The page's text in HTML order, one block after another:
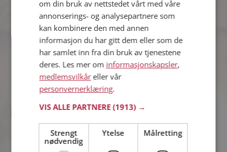
35 år fra Eidsvoll i Akershus
Søker kvinne 25 - 39 år
Vil du vite mer om Marlev? Du kan se
en fullstendig profil med opplysninger
og bilder hvis du er medlem på
Møteplassen.
26 år fra Eidsvoll i Akershus
om din bruk av nettstedet vårt med våre
annonserings- og analysepartnere som
kan kombinere den med annen
informasjon du har gitt dem eller som de
har samlet inn fra din bruk av tjenestene
deres. Les mer om informasjonskapsler,
medlemsvilkåreller vår
personvernerklæring.
VIS ALLE PARTNERE(1913) →
Strengt
nødvendig
Ytelse Målretting